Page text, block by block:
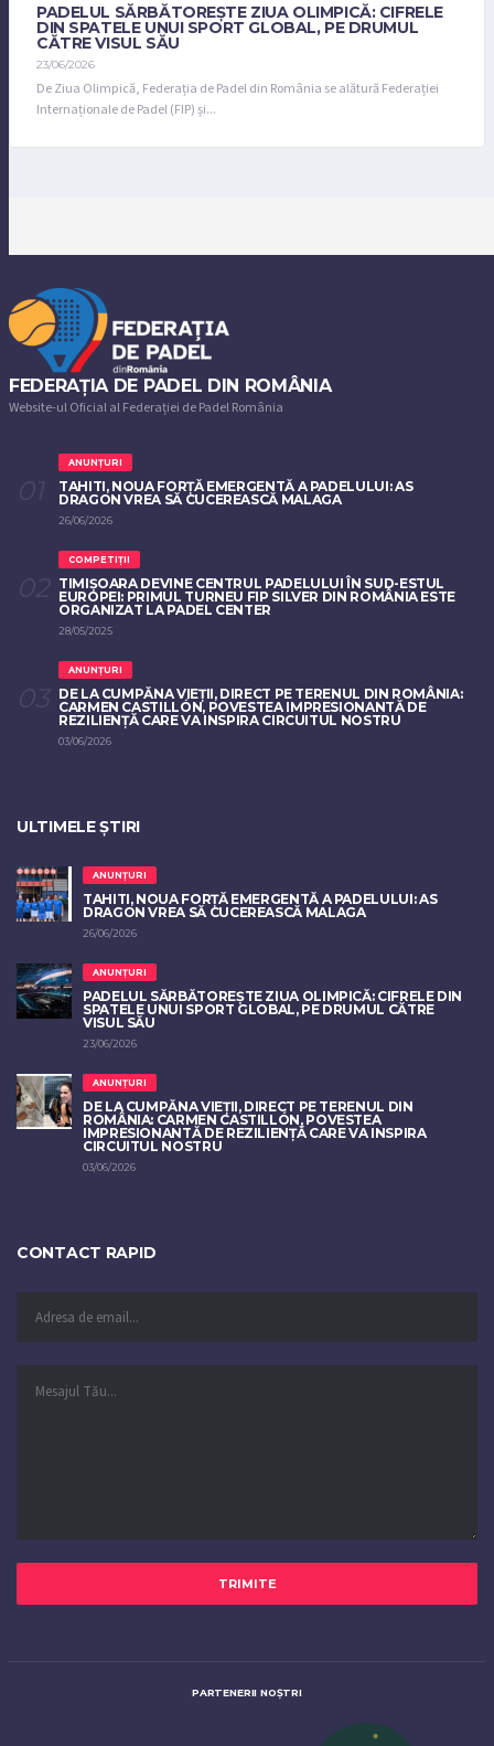
PADELUL SĂRBĂTOREȘTE ZIUA OLIMPICĂ: CIFRELE
DIN SPATELE UNUI SPORT GLOBAL, PE DRUMUL
CĂTRE VISUL SĂU
23/06/2026
De Ziua Olimpică, Federația de Padel din România se alătură Federației
Internaționale de Padel (FIP) și...
FEDERAȚIA DE PADEL DIN ROMÂNIA
Website-ul Oficial al Federației de Padel România
ANUNȚURI
TAHITI, NOUA FORȚĂ EMERGENTĂ A PADELULUI: AS
DRAGON VREA SĂ CUCEREASCĂ MALAGA
26/06/2026
COMPETIȚII
TIMIȘOARA DEVINE CENTRUL PADELULUI ÎN SUD-ESTUL
EUROPEI: PRIMUL TURNEU FIP SILVER DIN ROMÂNIA ESTE
ORGANIZAT LA PADEL CENTER
28/05/2025
ANUNȚURI
DE LA CUMPĂNA VIEȚII, DIRECT PE TERENUL DIN ROMÂNIA:
CARMEN CASTILLÓN, POVESTEA IMPRESIONANTĂ DE
REZILIENȚĂ CARE VA INSPIRA CIRCUITUL NOSTRU
03/06/2026
ULTIMELE ȘTIRI
ANUNȚURI
TAHITI, NOUA FORȚĂ EMERGENTĂ A PADELULUI: AS
DRAGON VREA SĂ CUCEREASCĂ MALAGA
26/06/2026
ANUNȚURI
PADELUL SĂRBĂTOREȘTE ZIUA OLIMPICĂ: CIFRELE DIN
SPATELE UNUI SPORT GLOBAL, PE DRUMUL CĂTRE
VISUL SĂU
23/06/2026
ANUNȚURI
DE LA CUMPĂNA VIEȚII, DIRECT PE TERENUL DIN
ROMÂNIA: CARMEN CASTILLÓN, POVESTEA
IMPRESIONANTĂ DE REZILIENȚĂ CARE VA INSPIRA
CIRCUITUL NOSTRU
03/06/2026
CONTACT RAPID
PARTENERII NOȘTRI